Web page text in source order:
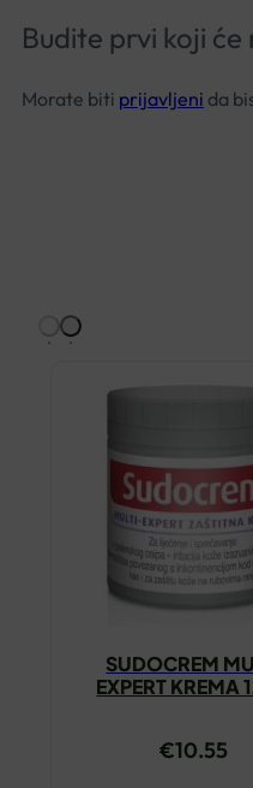
Budite prvi koji će
Morate biti prijavljeni da
SUDOCREM
EXPERT KREMA
€10.55